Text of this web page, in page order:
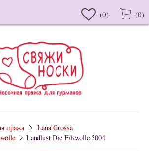
(0) (0)
пряжа
Lana Grossa
Landlust Die Filzwolle 5004